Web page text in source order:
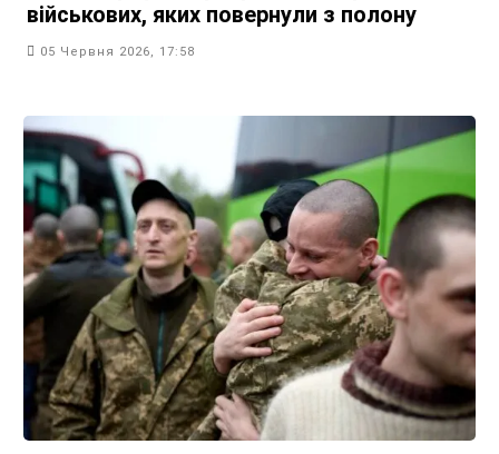
військових, яких повернули з полону
05 Червня 2026, 17:58